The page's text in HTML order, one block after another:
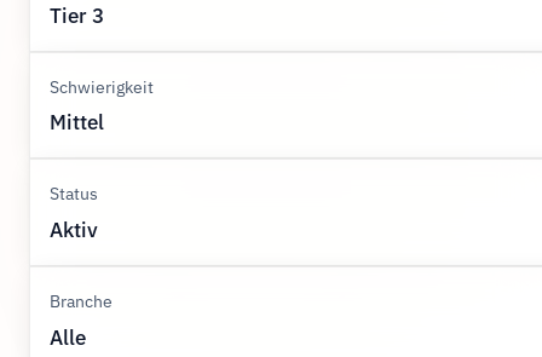
Tier 3
Schwierigkeit
Mittel
Status
Aktiv
Branche
Alle